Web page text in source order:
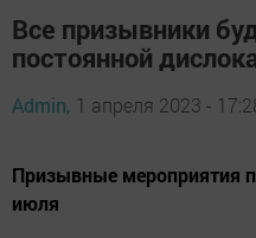
Все призывники
постоянной
Admin, 1 апреля 2023 -
Призывные мероприятия
июля